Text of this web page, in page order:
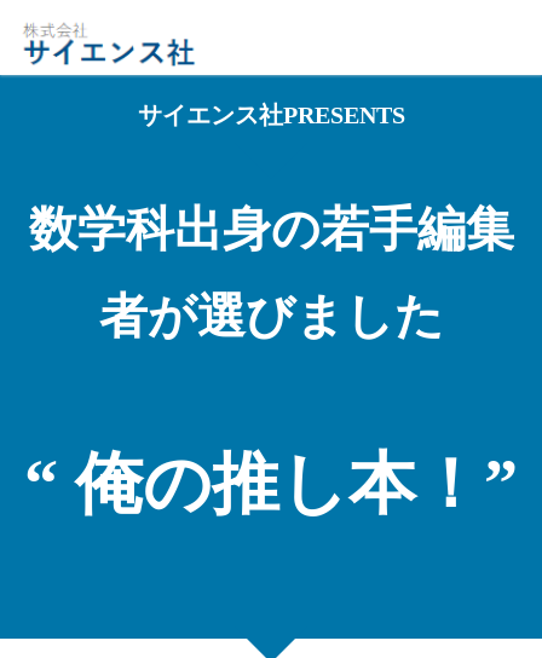
サイエンス社PRESENTS
数学科出身の若手編集
者が選びました
“ 俺の推し本！”